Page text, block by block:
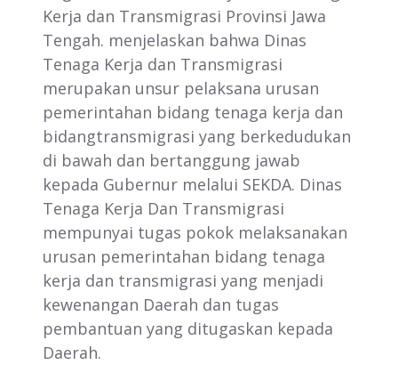
Kerja dan Transmigrasi Provinsi Jawa
Tengah. menjelaskan bahwa Dinas
Tenaga Kerja dan Transmigrasi
merupakan unsur pelaksana urusan
pemerintahan bidang tenaga kerja dan
bidangtransmigrasi yang berkedudukan
di bawah dan bertanggung jawab
kepada Gubernur melalui SEKDA. Dinas
Tenaga Kerja Dan Transmigrasi
mempunyai tugas pokok melaksanakan
urusan pemerintahan bidang tenaga
kerja dan transmigrasi yang menjadi
kewenangan Daerah dan tugas
pembantuan yang ditugaskan kepada
Daerah.